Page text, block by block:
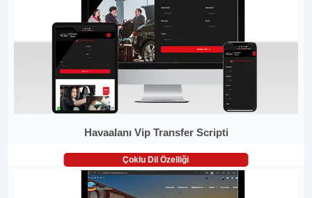
Havaalanı Vip Transfer Scripti
Çoklu Dil Özelliği